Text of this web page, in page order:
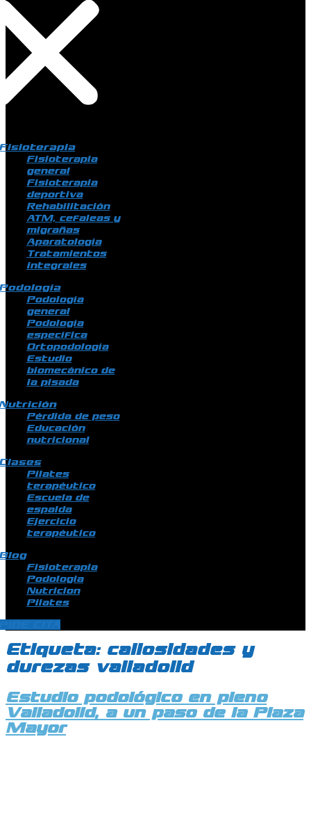
Fisioterapia
general
Fisioterapia
deportiva
Rehabilitación
ATM, cefaleas y
migrañas
Aparatología
Tratamientos
integrales
Podología
general
Podología
específica
Ortopodología
Estudio
biomecánico de
la pisada
Pérdida de peso
Educación
nutricional
Pilates
terapéutico
Escuela de
espalda
Ejercicio
terapéutico
Fisioterapia
Podologia
Nutricion
Pilates
Etiqueta: callosidades y
durezas valladolid
Estudio podológico en pleno
Valladolid, a un paso de la Plaza
Mayor